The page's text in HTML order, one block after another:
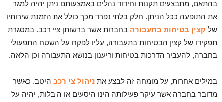
בהתאם, מתבצעים תקנות וחידוד נהלים באמצעותם ניתן יהיה למגר
את התופעה ככל הניתן. חלק בלתי נפרד מכך כולל את הזמנת שירותיו
של קצין בטיחות בתעבורה בחברות אשר ברשותן ציי רכב. במסגרת
תפקידו של קצין הבטיחות בתעבורה, עליו לפקח על השטח התפעולי
בחברה, להעביר הדרכות בטיחות וריענון בנושא התעבורה וכן הלאה.
במילים אחרות, על מומחה זה לבצע את ניהול צי רכב היטב. כאשר
מדובר בחברה אשר עיקר פעילותה הינו היסעים או הובלות, יהיה על